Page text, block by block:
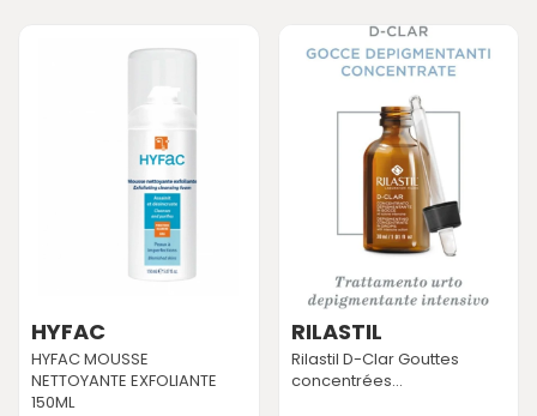
HYFAC
HYFAC MOUSSE
NETTOYANTE EXFOLIANTE
150ML
RILASTIL
Rilastil D-Clar Gouttes
concentrées...